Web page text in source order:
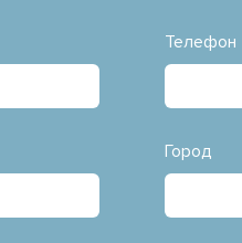
Телефон
Город